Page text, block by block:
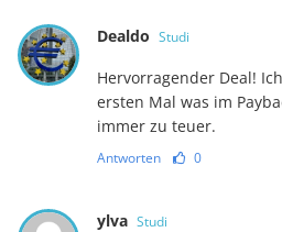
Dealdo Studi
Hervorragender Deal!
ersten Mal was im
immer zu teuer.
Antworten 0
ylva Studi